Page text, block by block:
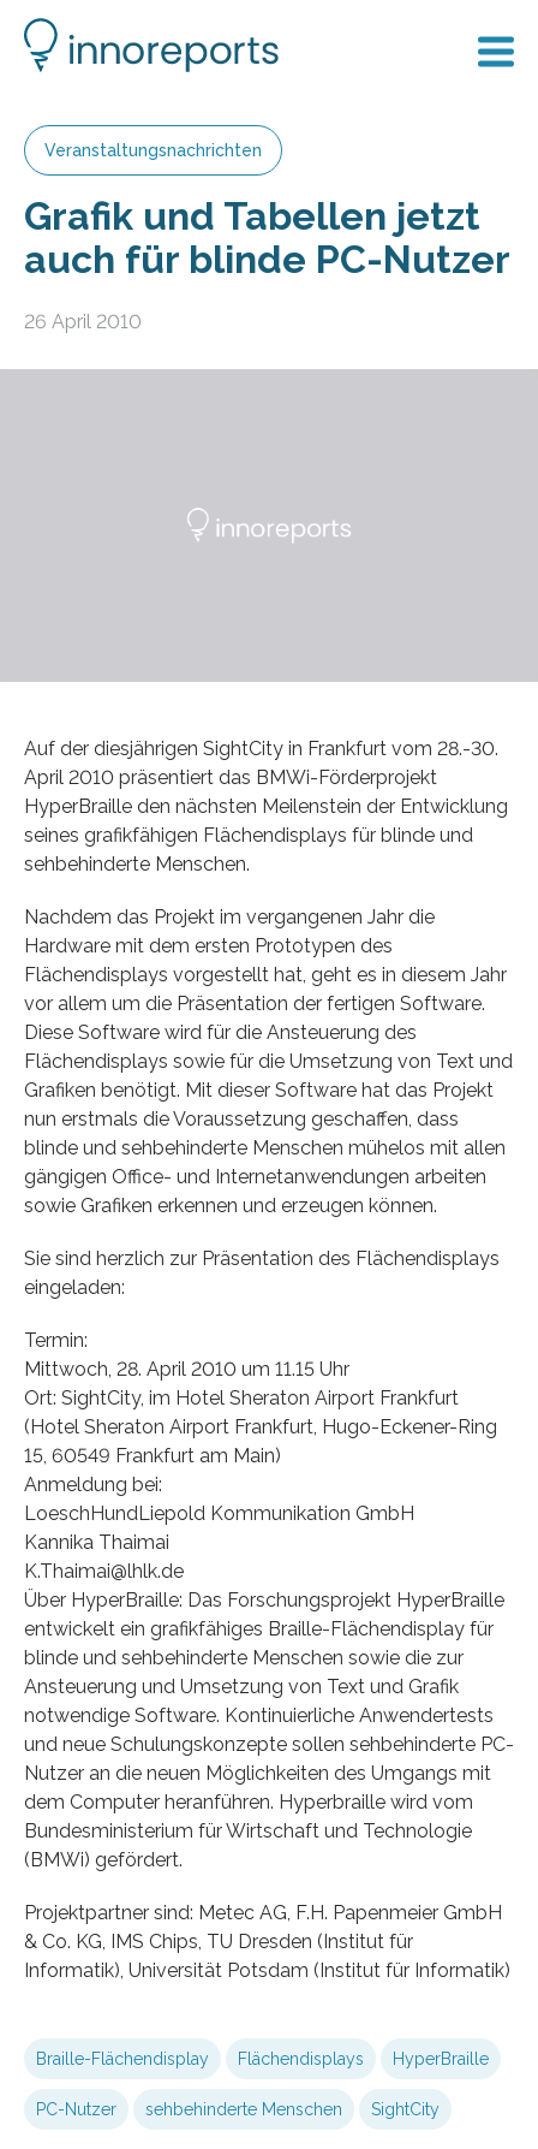
Veranstaltungsnachrichten
Grafik und Tabellen jetzt
auch für blinde PC-Nutzer
26 April 2010
Auf der diesjährigen SightCity in Frankfurt vom 28.-30.
April 2010 präsentiert das BMWi-Förderprojekt
HyperBraille den nächsten Meilenstein der Entwicklung
seines grafikfähigen Flächendisplays für blinde und
sehbehinderte Menschen.
Nachdem das Projekt im vergangenen Jahr die
Hardware mit dem ersten Prototypen des
Flächendisplays vorgestellt hat, geht es in diesem Jahr
vor allem um die Präsentation der fertigen Software.
Diese Software wird für die Ansteuerung des
Flächendisplays sowie für die Umsetzung von Text und
Grafiken benötigt. Mit dieser Software hat das Projekt
nun erstmals die Voraussetzung geschaffen, dass
blinde und sehbehinderte Menschen mühelos mit allen
gängigen Office- und Internetanwendungen arbeiten
sowie Grafiken erkennen und erzeugen können.
Sie sind herzlich zur Präsentation des Flächendisplays
eingeladen:
Termin:
Mittwoch, 28. April 2010 um 11.15 Uhr
Ort: SightCity, im Hotel Sheraton Airport Frankfurt
(Hotel Sheraton Airport Frankfurt, Hugo-Eckener-Ring
15, 60549 Frankfurt am Main)
Anmeldung bei:
LoeschHundLiepold Kommunikation GmbH
Kannika Thaimai
K.Thaimai@lhlk.de
Über HyperBraille: Das Forschungsprojekt HyperBraille
entwickelt ein grafikfähiges Braille-Flächendisplay für
blinde und sehbehinderte Menschen sowie die zur
Ansteuerung und Umsetzung von Text und Grafik
notwendige Software. Kontinuierliche Anwendertests
und neue Schulungskonzepte sollen sehbehinderte PC-
Nutzer an die neuen Möglichkeiten des Umgangs mit
dem Computer heranführen. Hyperbraille wird vom
Bundesministerium für Wirtschaft und Technologie
(BMWi) gefördert.
Projektpartner sind: Metec AG, F.H. Papenmeier GmbH
& Co. KG, IMS Chips, TU Dresden (Institut für
Informatik), Universität Potsdam (Institut für Informatik)
Braille-Flächendisplay Flächendisplays HyperBraille
PC-Nutzer sehbehinderte Menschen SightCity